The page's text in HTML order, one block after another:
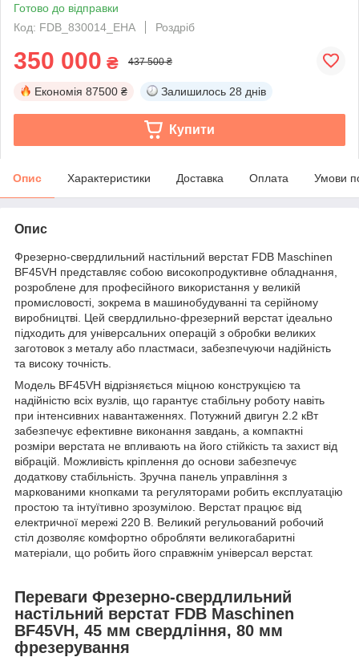
Готово до відправки
Код: FDB_830014_EHA
Роздріб
350 000 ₴ 437 500 ₴
Економія 87500 ₴ Залишилось 28 днів
Купити
Опис Характеристики Доставка Оплата Умови
Опис
Фрезерно-свердлильний настільний верстат FDB Maschinen
BF45VH представляє собою високопродуктивне обладнання,
розроблене для професійного використання у великій
промисловості, зокрема в машинобудуванні та серійному
виробництві. Цей свердлильно-фрезерний верстат ідеально
підходить для універсальних операцій з обробки великих
заготовок з металу або пластмаси, забезпечуючи надійність
та високу точність.
Модель BF45VH відрізняється міцною конструкцією та
надійністю всіх вузлів, що гарантує стабільну роботу навіть
при інтенсивних навантаженнях. Потужний двигун 2.2 кВт
забезпечує ефективне виконання завдань, а компактні
розміри верстата не впливають на його стійкість та захист від
вібрацій. Можливість кріплення до основи забезпечує
додаткову стабільність. Зручна панель управління з
маркованими кнопками та регуляторами робить експлуатацію
простою та інтуїтивно зрозумілою. Верстат працює від
електричної мережі 220 В. Великий регульований робочий
стіл дозволяє комфортно обробляти великогабаритні
матеріали, що робить його справжнім універсал верстат.
Переваги Фрезерно-свердлильний
настільний верстат FDB Maschinen
BF45VH, 45 мм свердління, 80 мм
фрезерування